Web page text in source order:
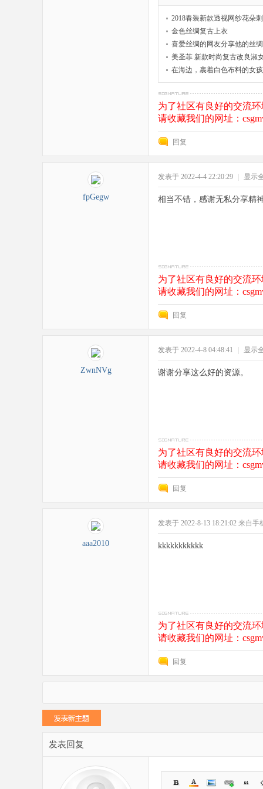
2018春装新款透视网纱花朵
金色丝绸复古上衣
喜爱丝绸的网友分享他的丝
美圣菲 新款时尚复古改良淑
在海边，裹着白色布料的女孩
为了社区有良好的交流
请收藏我们的网址：
回复
fpGegw
发表于 2022-4-4 22:20:29 显示
相当不错，感谢无私分享精
为了社区有良好的交流
请收藏我们的网址：
回复
ZwnNVg
发表于 2022-4-8 04:48:41 显示
谢谢分享这么好的资源。
为了社区有良好的交流
请收藏我们的网址：
回复
aaa2010
发表于 2022-8-13 18:21:02 来自手
kkkkkkkkkkk
为了社区有良好的交流
请收藏我们的网址：
回复
发表回复